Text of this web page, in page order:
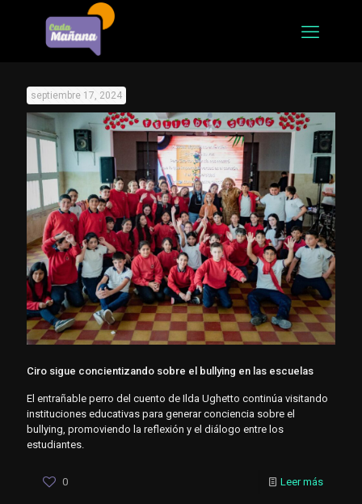
septiembre 17, 2024
Ciro sigue concientizando sobre el bullying en las escuelas
El entrañable perro del cuento de Ilda Ughetto continúa visitando
instituciones educativas para generar conciencia sobre el
bullying, promoviendo la reflexión y el diálogo entre los
estudiantes.
0 Leer más